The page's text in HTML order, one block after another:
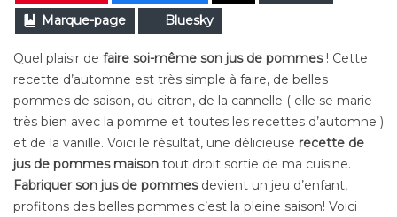
Marque-page
Bluesky
Quel plaisir de faire soi-même son jus de pommes! Cette
recette d’automne est très simple à faire, de belles
pommes de saison, du citron, de la cannelle ( elle se marie
très bien avec la pomme et toutes les recettes d’automne )
et de la vanille. Voici le résultat, une délicieuse recette de
jus de pommes maison tout droit sortie de ma cuisine.
Fabriquer son jus de pommesdevient un jeu d’enfant,
profitons des belles pommes c’est la pleine saison! Voici